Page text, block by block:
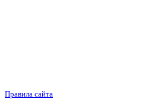
Правила сайта